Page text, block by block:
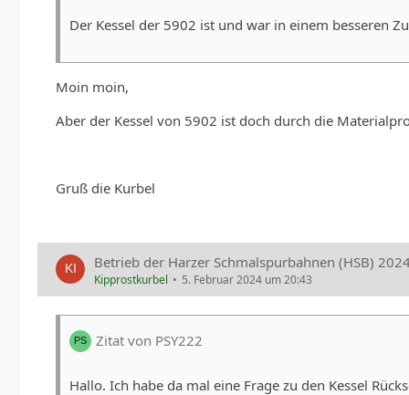
Der Kessel der 5902 ist und war in einem besseren
Moin moin,
Aber der Kessel von 5902 ist doch durch die
Gruß die Kurbel
Betrieb der Harzer Schmalspurbahnen (HSB)
Kipprostkurbel 5. Februar 2024 um 20:43
Zitat von PSY222
Hallo. Ich habe da mal eine Frage zu den Kessel